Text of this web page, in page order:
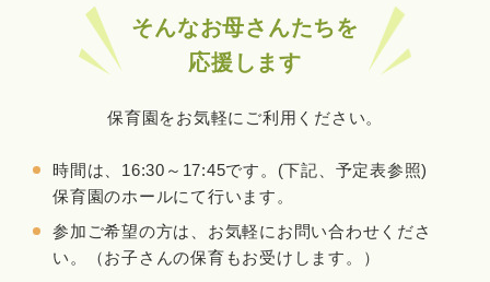
そんなお母さんたちを
応援します
保育園をお気軽にご利用ください。
時間は、16:30～17:45です。(下記、予定表参照)
保育園のホールにて行います。
参加ご希望の方は、お気軽にお問い合わせくださ
い。（お子さんの保育もお受けします。）